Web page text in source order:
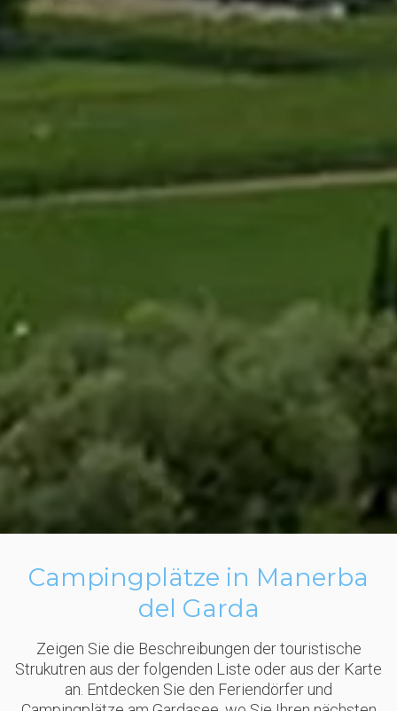
Campingplätze in Manerba
del Garda
Zeigen Sie die Beschreibungen der touristische
Strukutren aus der folgenden Liste oder aus der Karte
an. Entdecken Sie den Feriendörfer und